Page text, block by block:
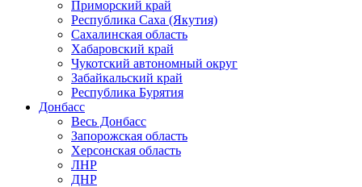
Приморский край
Республика Саха (Якутия)
Сахалинская область
Хабаровский край
Чукотский автономный округ
Забайкальский край
Республика Бурятия
Донбасс
Весь Донбасс
Запорожская область
Херсонская область
ЛНР
ДНР